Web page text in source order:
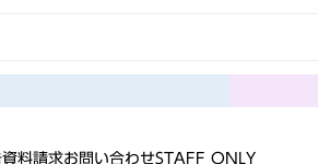
資料請求お問い合わせSTAFF ONLY